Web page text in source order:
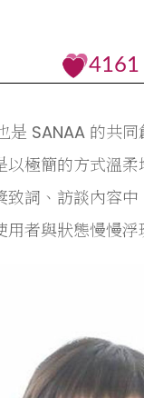
4161
SANAA 的共
極簡的方式溫
詞、訪談內容
者與狀態慢慢浮